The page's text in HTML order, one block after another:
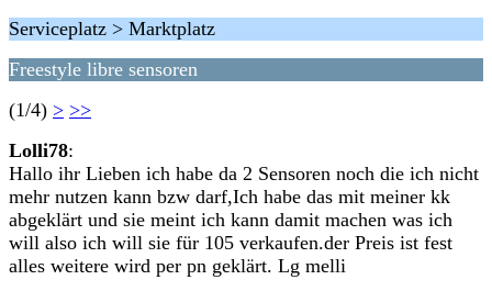
Serviceplatz > Marktplatz
Freestyle libre sensoren
(1/4) > >>
Lolli78:
Hallo ihr Lieben ich habe da 2 Sensoren noch die ich nicht
mehr nutzen kann bzw darf,Ich habe das mit meiner kk
abgeklärt und sie meint ich kann damit machen was ich
will also ich will sie für 105 verkaufen.der Preis ist fest
alles weitere wird per pn geklärt. Lg melli